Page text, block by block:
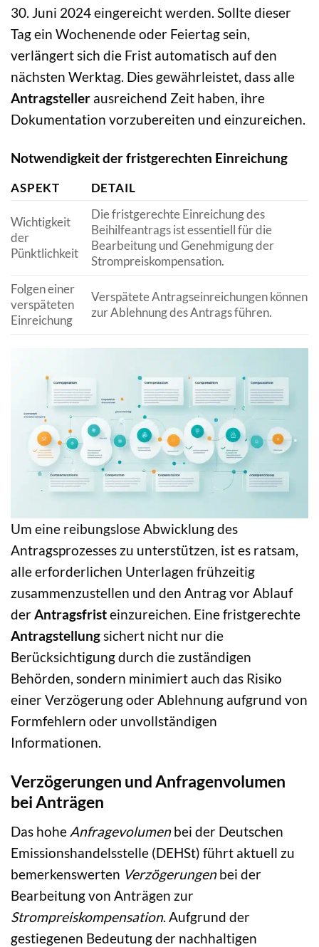
30. Juni 2024 eingereicht werden. Sollte dieser
Tag ein Wochenende oder Feiertag sein,
verlängert sich die Frist automatisch auf den
nächsten Werktag. Dies gewährleistet, dass alle
Antragsteller ausreichend Zeit haben, ihre
Dokumentation vorzubereiten und einzureichen.
Notwendigkeit der fristgerechten Einreichung
ASPEKT DETAIL
Wichtigkeit
der
Pünktlichkeit
Die fristgerechte Einreichung des
Beihilfeantrags ist essentiell für die
Bearbeitung und Genehmigung der
Strompreiskompensation.
Folgen einer
verspäteten
Einreichung
Verspätete Antragseinreichungen können
zur Ablehnung des Antrags führen.
Um eine reibungslose Abwicklung des
Antragsprozesses zu unterstützen, ist es ratsam,
alle erforderlichen Unterlagen frühzeitig
zusammenzustellen und den Antrag vor Ablauf
derAntragsfristeinzureichen. Eine fristgerechte
Antragstellungsichert nicht nur die
Berücksichtigung durch die zuständigen
Behörden, sondern minimiert auch das Risiko
einer Verzögerung oder Ablehnung aufgrund von
Formfehlern oder unvollständigen
Informationen.
Verzögerungen und Anfragenvolumen
bei Anträgen
Das hohe Anfragevolumenbei der Deutschen
Emissionshandelsstelle (DEHSt) führt aktuell zu
bemerkenswerten Verzögerungenbei der
Bearbeitung von Anträgen zur
Strompreiskompensation. Aufgrund der
gestiegenen Bedeutung der nachhaltigen